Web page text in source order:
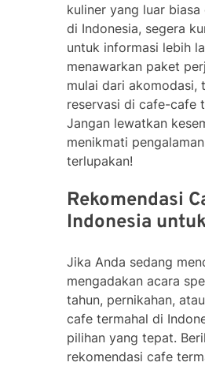
kuliner yang luar
di Indonesia, segera
untuk informasi lebih
menawarkan paket
mulai dari akomodasi,
reservasi di cafe-cafe
Jangan lewatkan
menikmati
terlupakan!
Rekomendasi
Indonesia
Jika Anda sedang
mengadakan acara
tahun, pernikahan,
cafe termahal di
pilihan yang tepat.
rekomendasi cafe